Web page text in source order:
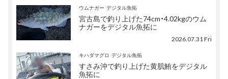
ウムナガー デジタル魚拓
宮古島で釣り上げた74cm・4.02kgのウム
ナガーをデジタル魚拓に
2026.07.31 Fri
キハダマグロ デジタル魚拓
すさみ沖で釣り上げた黄肌鮪をデジタル
魚拓に